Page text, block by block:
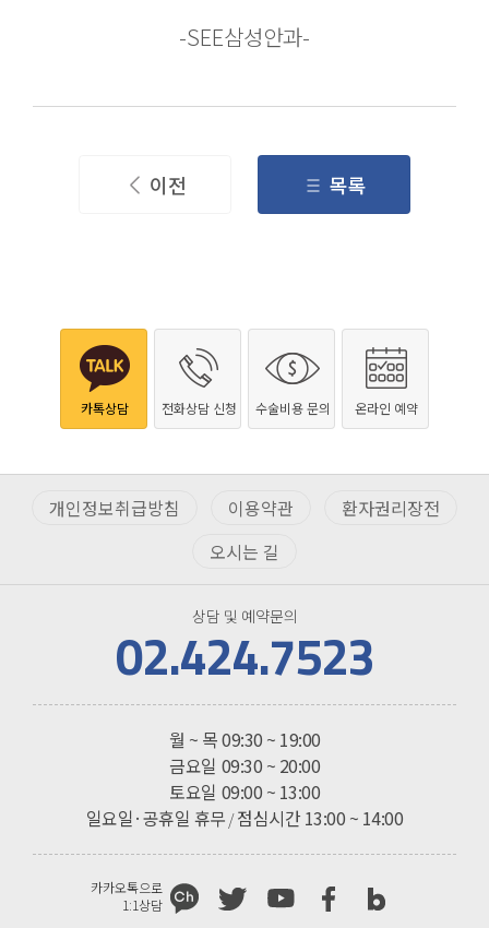
-SEE삼성안과-
이전 목록
카톡상담 전화상담 신청 수술비용 문의 온라인 예약
개인정보취급방침 이용약관
환자권리장전
오시는 길
상담 및 예약문의
02.424.7523
진료시간
월 ~ 목09:30 ~ 19:00
금요일 09:30 ~ 20:00
토요일 09:00 ~ 13:00
일요일·공휴일 휴무 /점심시간 13:00 ~ 14:00
카카오톡으로
1:1상담